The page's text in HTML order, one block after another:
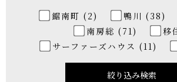
鋸南町 (2)
鴨川 (38)
南房総 (71)
移
サーファーズハウス (11)